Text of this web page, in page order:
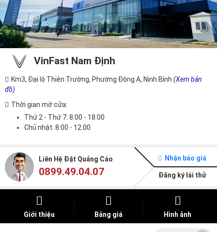
VinFast Nam Định
Km3, Đại lộ Thiên Trường, Phường Đông A, Ninh Bình (Xem bản
đồ)
Thời gian mở cửa:
Thứ 2 - Thứ 7: 8:00 - 18:00
Chủ nhật: 8:00 - 12:00
Liên Hệ Đặt Quảng Cáo
0899.49.04.07
Nhận báo giá
Đăng ký lái thử
Giới thiệu Bảng giá Hình ảnh